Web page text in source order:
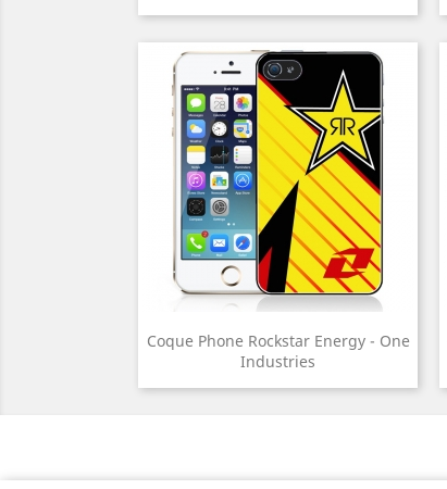
Coque Phone Rockstar Energy - One
Industries